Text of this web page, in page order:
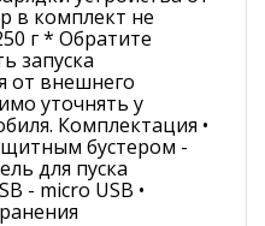
в комплект не
г * Обратите
запуска
от внешнего
уточнять у
Комплектация •
бустером -
для пуска
- micro USB •